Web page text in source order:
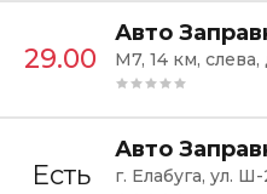
29.00 М7, 14 км,
Есть г. Елабуга, ул.